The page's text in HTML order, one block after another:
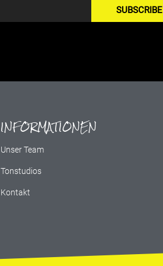
SUBSCRIBE
INFORMATIONEN
Unser Team
Tonstudios
Kontakt